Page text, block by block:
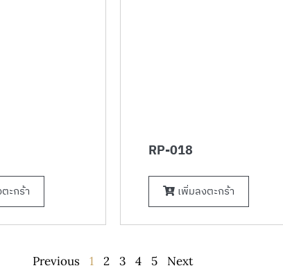
ะกร้า
RP-018
เพิ่มลงตะกร้า
Previous 1 2 3 4 5 Next